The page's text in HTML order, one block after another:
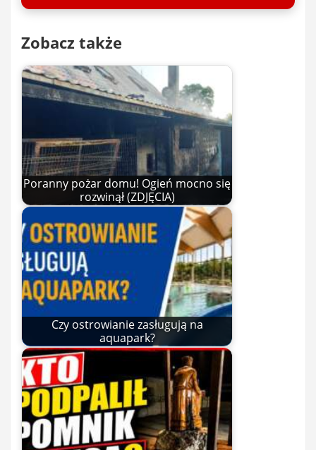
Zobacz także
Poranny pożar domu! Ogień mocno się
rozwinął (ZDJĘCIA)
Czy ostrowianie zasługują na
aquapark?